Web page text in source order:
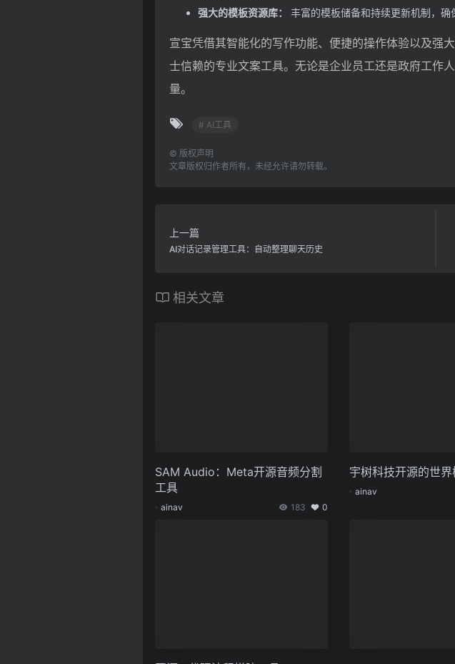
强大的模板资源库：
丰富的模板储备和持续更新机制，确
宣宝凭借其智能化的写作功能、便捷的操作体验以及强
士信赖的专业文案工具。无论是企业员工还是政府工作
量。
# AI工具
© 版权声明
文章版权归作者所有，未经允许请勿转载。
上一篇
AI对话记录管理工具：自动整理聊天历史
相关文章
SAM Audio：Meta开源音频分割
工具
ainav 183 0
宇树科技开源的世界
ainav